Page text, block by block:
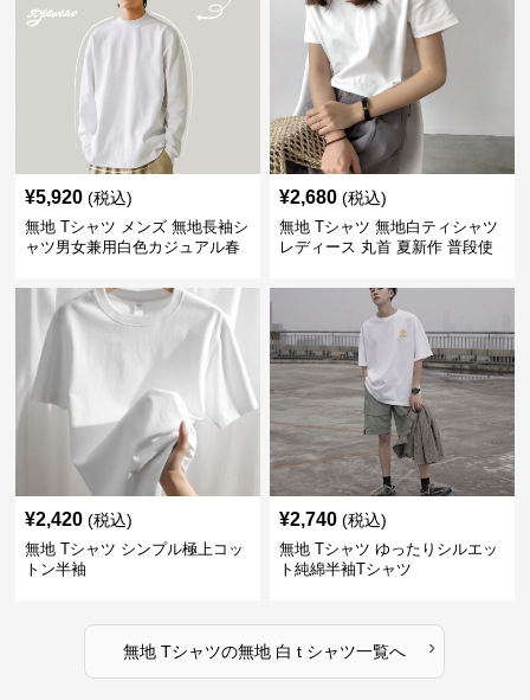
¥5,920 (税込)
無地 Tシャツ メンズ 無地長袖シ
ャツ男女兼用白色カジュアル春
¥2,680 (税込)
無地 Tシャツ 無地白ティシャツ
レディース 丸首 夏新作 普段使
¥2,420 (税込)
無地 Tシャツ シンプル極上コッ
トン半袖
¥2,740 (税込)
無地 Tシャツ ゆったりシルエッ
ト純綿半袖Tシャツ
無地 Tシャツの無地 白 t シャツ一覧へ ›